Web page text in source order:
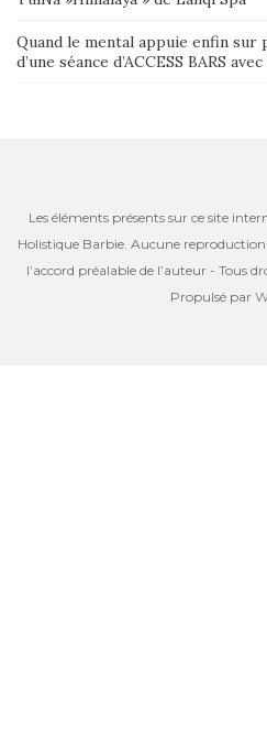
Quand le mental appuie enfin sur
d’une séance d’ACCESS BARS
Les éléments présents sur ce site
Holistique Barbie. Aucune
l’accord préalable de l’auteur - Tous
Propulsé par